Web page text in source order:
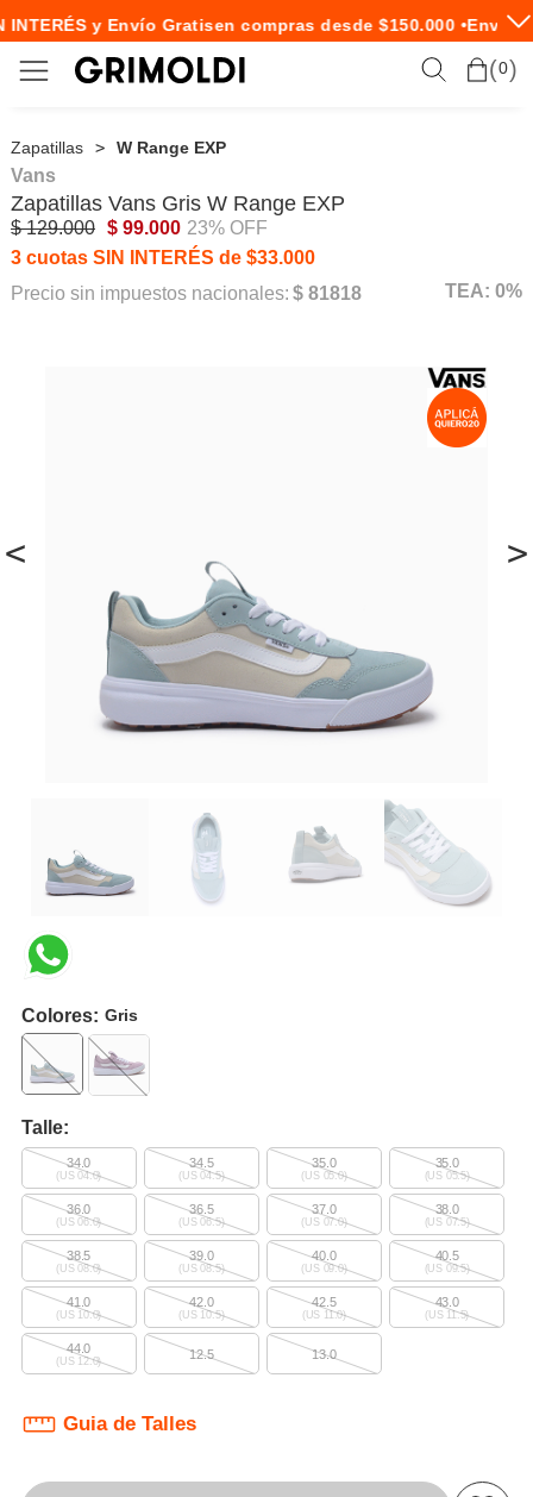
y Envío Gratisen compras desde $150.000 •Envío
0
Zapatillas W Range EXP
< >
Vans
Zapatillas Vans Gris W Range EXP
$ 129.000 $ 99.000 23% OFF
3 cuotas SIN INTERÉS de $33.000
Precio sin impuestos nacionales: $ 81818 TEA: 0%
Colores: Gris
Talle:
34.0
(US 04.0)
34.5
(US 04.5)
35.0
(US 05.0)
35.0
(US 05.5)
36.0
(US 06.0)
36.5
(US 06.5)
37.0
(US 07.0)
38.0
(US 07.5)
38.5
(US 08.0)
39.0
(US 08.5)
40.0
(US 09.0)
40.5
(US 09.5)
41.0
(US 10.0)
42.0
(US 10.5)
42.5
(US 11.0)
43.0
(US 11.5)
44.0
(US 12.0) 12.5 13.0
Guia de Talles